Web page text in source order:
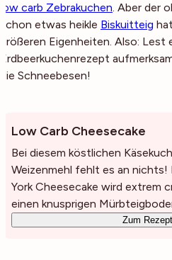
low carb Zebrakuchen. Aber der
schon etwas heikle Biskuitteig
größeren Eigenheiten. Also: Lest
Erdbeerkuchenrezept
die Schneebesen!
Low Carb Cheesecake
Bei diesem köstlichen
Weizenmehl fehlt es an
York Cheesecake wird extrem
einen knusprigen
Zum Rezept